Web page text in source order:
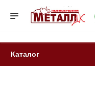
Каталог